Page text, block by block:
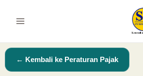
Main
Menu
← Kembali ke Peraturan Pajak